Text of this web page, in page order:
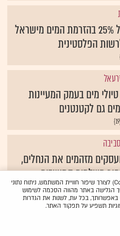
זינוק של 25% בהזרמת המים מישראל
הפלסטינית
מים בעמק המעיינות
גם לקטנטנים
מזהמים את הנחלים,
משלמים התושבים
האתר עושה שימוש בעוגיות (Cookies) לצורך שיפור חוויית המשתמש, ניתוח נתוני
הגלישה באתר מהווה הסכמה לשימוש
באפשרותך, בכל עת, לשנות את הגדרות
תשפיע על תפקוד האתר.